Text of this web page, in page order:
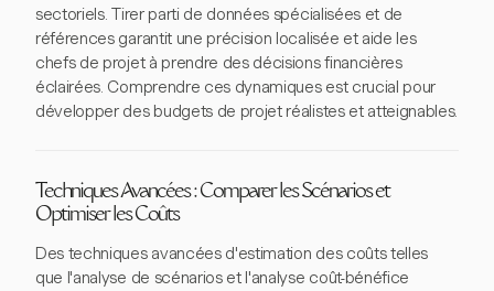
sectoriels. Tirer parti de données spécialisées et de
références garantit une précision localisée et aide les
chefs de projet à prendre des décisions financières
éclairées. Comprendre ces dynamiques est crucial pour
développer des budgets de projet réalistes et atteignables.
Techniques Avancées : Comparer les Scénarios et
Optimiser les Coûts
Des techniques avancées d'estimation des coûts telles
que l'analyse de scénarios et l'analyse coût-bénéfice